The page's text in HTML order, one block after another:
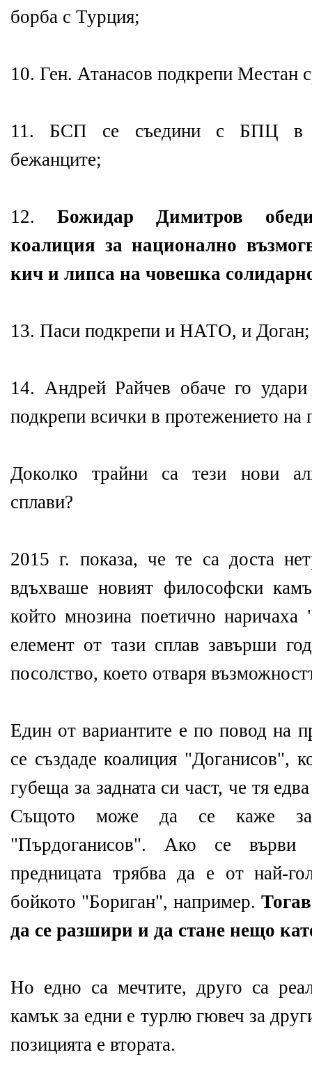
борба с Турция;
10. Ген. Атанасов подкрепи Местан
11. БСП се съедини с БПЦ в
бежанците;
12. Божидар Димитров
коалиция за национално
кич и липса на човешка
13. Паси подкрепи и НАТО, и Доган;
14. Андрей Райчев обаче го
подкрепи всички в протежението на
Доколко трайни са тези нови
сплави?
2015 г. показа, че те са доста
вдъхваше новият философски
който мнозина поетично
елемент от тази сплав завърши
посолство, което отваря
Един от вариантите е по повод на
се създаде коалиция "Доганисов",
губеща за задната си част, че тя
Същото може да се каже за
"Пърдоганисов". Ако се
предницата трябва да е от най-
бойкото "Бориган", например.
да се разшири и да стане нещо
Но едно са мечтите, друго са
камък за едни е турлю гювеч за
позицията е втората.